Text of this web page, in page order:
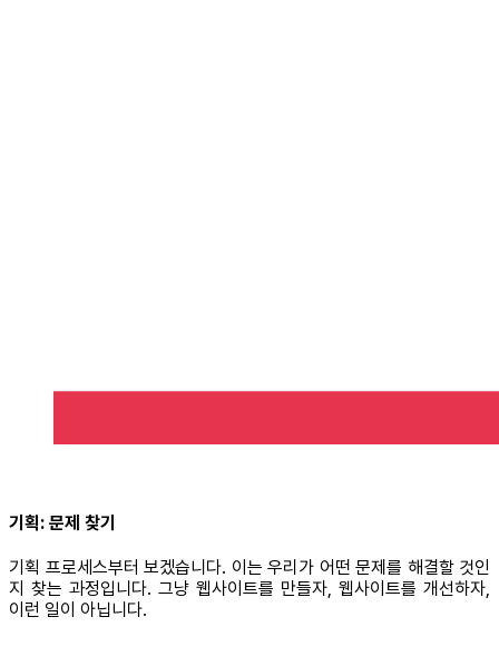
기획: 문제 찾기
기획 프로세스부터 보겠습니다. 이는 우리가 어떤 문제를 해결할 것인
지 찾는 과정입니다. 그냥 웹사이트를 만들자, 웹사이트를 개선하자,
이런 일이 아닙니다.